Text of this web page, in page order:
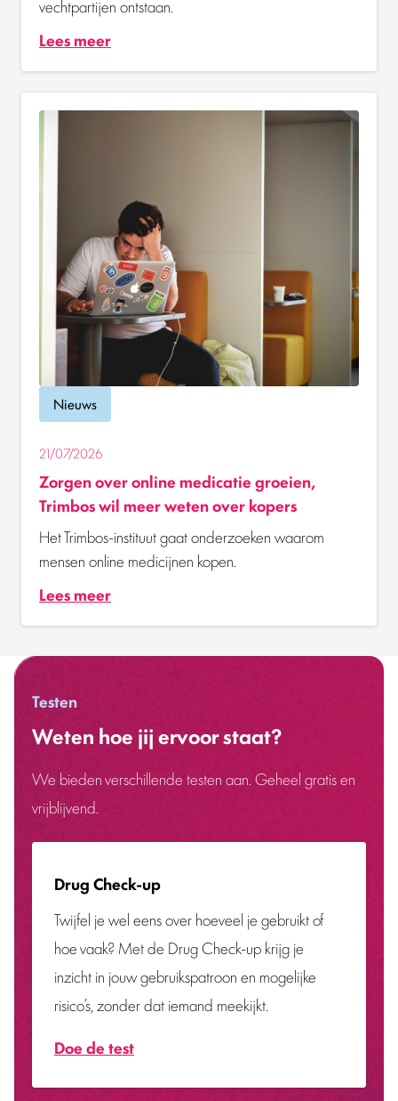
vechtpartijen ontstaan.
Lees meer
Nieuws
21/07/2026
Zorgen over online medicatie groeien,
Trimbos wil meer weten over kopers
Het Trimbos-instituut gaat onderzoeken waarom
mensen online medicijnen kopen.
Lees meer
Testen
Weten hoe jij ervoor staat?
We bieden verschillende testen aan. Geheel gratis en
vrijblijvend.
Drug Check-up
Twijfel je wel eens over hoeveel je gebruikt of
hoe vaak? Met de Drug Check-up krijg je
inzicht in jouw gebruikspatroon en mogelijke
risico’s, zonder dat iemand meekijkt.
Doe de test